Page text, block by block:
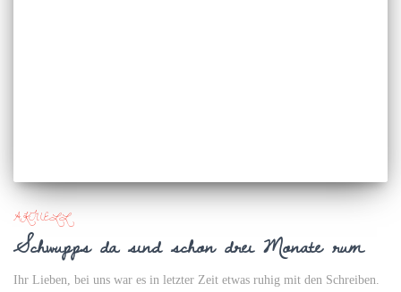
AKTUELL
Schwupps da sind schon drei Monate rum
Ihr Lieben, bei uns war es in letzter Zeit etwas ruhig mit den Schreiben.